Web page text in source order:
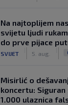
Na najtoplijem
svijetu ljudi
do prve pijace
SVIJET 5. aug.
Misirlić o
koncertu: Siguran
1.000 ulaznica